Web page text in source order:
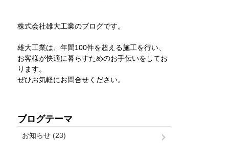
株式会社雄大工業のブログです。
雄大工業は、年間100件を超える施工を行い、
お客様が快適に暮らすためのお手伝いをしてお
ります。
ぜひお気軽にお問合せください。
ブログテーマ
お知らせ (23)